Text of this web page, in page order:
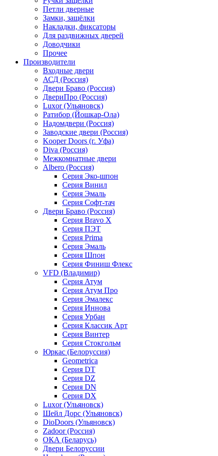
Петли дверные
Замки, защёлки
Накладки, фиксаторы
Для раздвижных дверей
Доводчики
Прочее
Производители
Входные двери
АСД (Россия)
Двери Браво (Россия)
ДвериПро (Россия)
Luxor (Ульяновск)
Ратибор (Йошкар-Ола)
Надомдвери (Россия)
Заводские двери (Россия)
Kooper Doors (г. Уфа)
Diva (Россия)
Межкомнатные двери
Albero (Россия)
Серия Эко-шпон
Серия Винил
Серия Эмаль
Серия Софт-тач
Двери Браво (Россия)
Серия Bravo X
Серия ПЭТ
Серия Prima
Серия Эмаль
Серия Шпон
Серия Финиш Флекс
VFD (Владимир)
Серия Атум
Серия Атум Про
Серия Эмалекс
Серия Иннова
Серия Урбан
Серия Классик Арт
Серия Винтер
Серия Стокгольм
Юркас (Белоруссия)
Geometrica
Серия DT
Серия DZ
Серия DN
Серия DX
Luxor (Ульяновск)
Шейл Дорс (Ульяновск)
DioDoors (Ульяновск)
Zadoor (Россия)
ОКА (Беларусь)
Двери Белоруссии